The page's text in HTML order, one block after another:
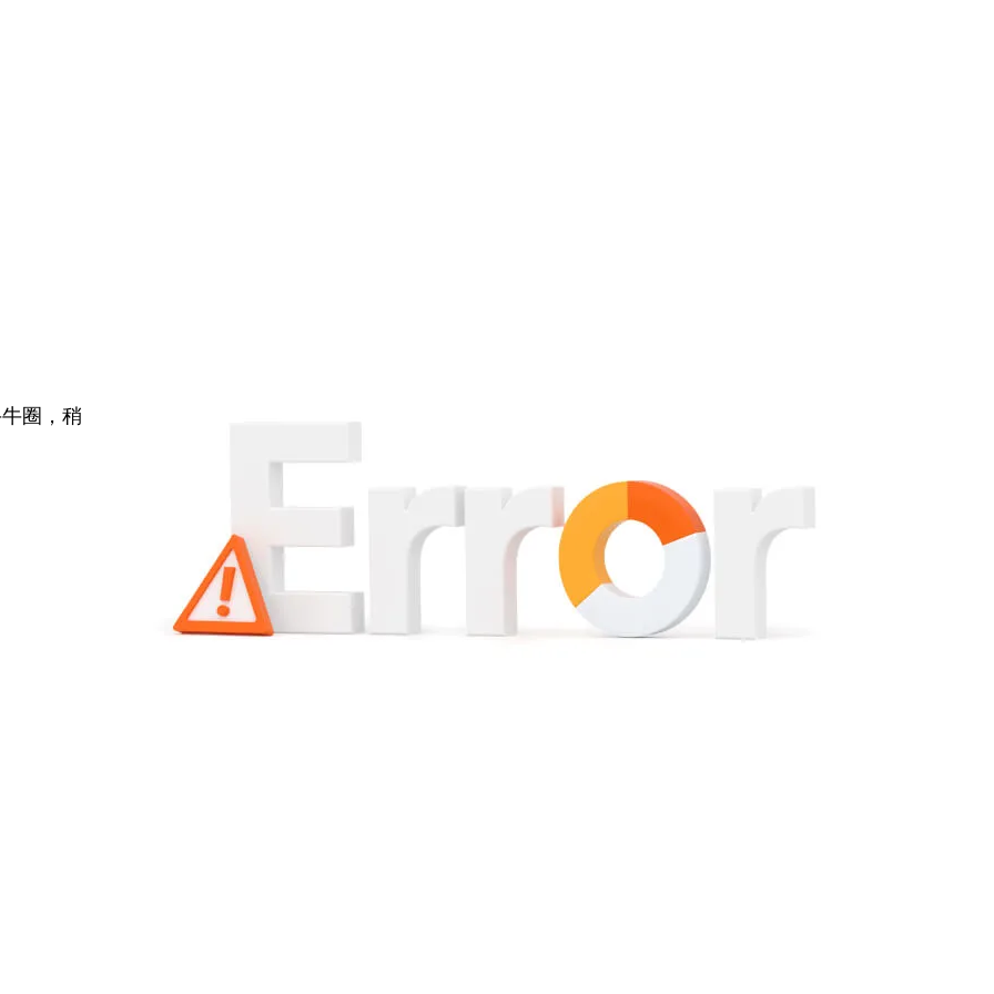
圈，稍